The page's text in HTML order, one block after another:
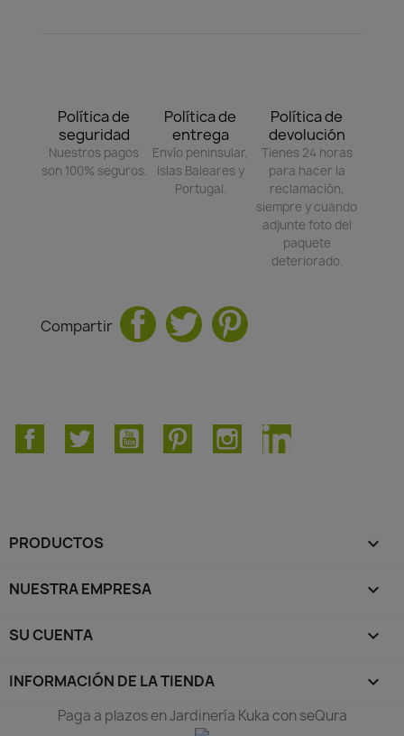
Política de
seguridad
Nuestros pagos
son 100% seguros.
Política de
entrega
Envío peninsular,
Islas Baleares y
Portugal.
Política de
devolución
Tienes 24 horas
para hacer la
reclamación,
siempre y cuando
adjunte foto del
paquete
deteriorado.
Compartir
FacebookTwitter YouTube PinterestInstagramLinkedIn
PRODUCTOS 
NUESTRA EMPRESA 
SU CUENTA 
INFORMACIÓN DE LA TIENDA keyboard_arrow_down
Paga a plazos en Jardinería Kuka con seQura